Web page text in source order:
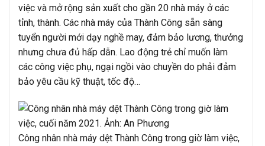
việc và mở rộng sản xuất cho gần 20 nhà máy ở các
tỉnh, thành. Các nhà máy của Thành Công sẵn sàng
tuyển người mới dạy nghề may, đảm bảo lương, thưởng
nhưng chưa đủ hấp dẫn. Lao động trẻ chỉ muốn làm
các công việc phụ, ngại ngồi vào chuyền do phải đảm
bảo yêu cầu kỹ thuật, tốc độ…
Công nhân nhà máy dệt Thành Công trong giờ làm việc,